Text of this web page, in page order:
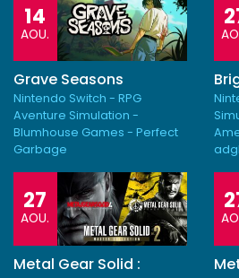
14
AOU.
Grave Seasons
Nintendo Switch - RPG
Aventure Simulation -
Blumhouse Games - Perfect
Garbage
27
AOU.
Metal Gear Solid :